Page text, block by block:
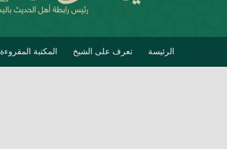
الرئيسة تعرف على الشيخ المكتبة المقروءة